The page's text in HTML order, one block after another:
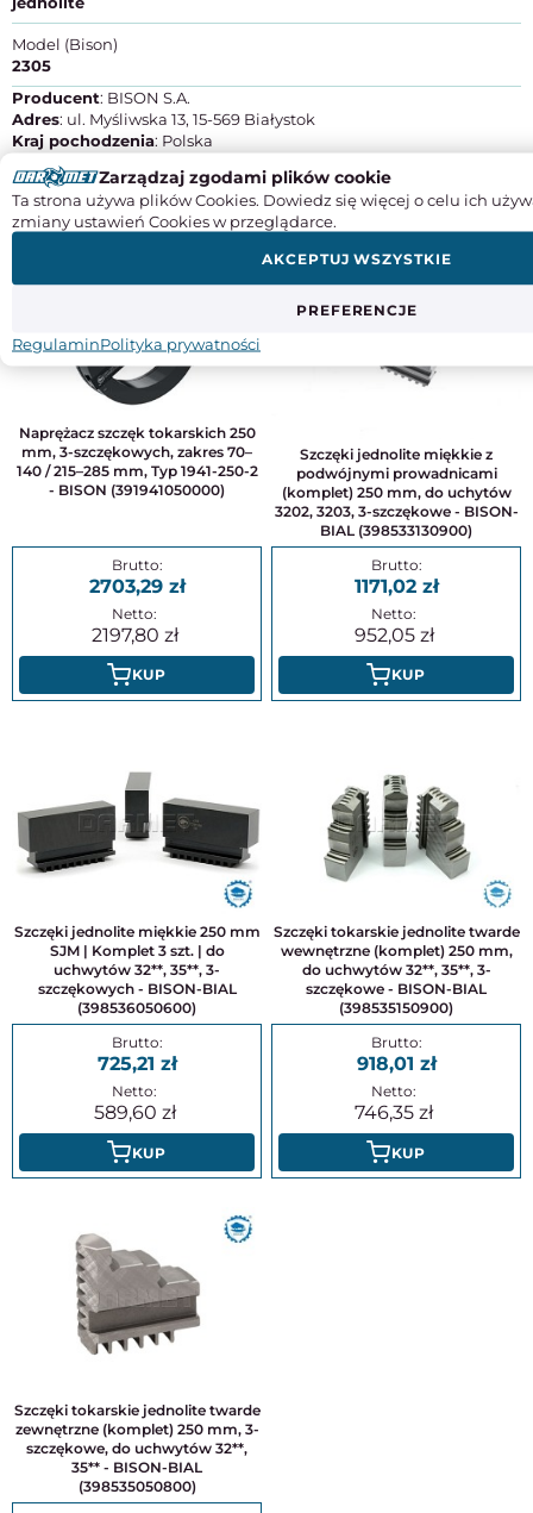
Model (Bison)
2305
Producent: BISON S.A.
Adres: ul. Myśliwska 13, 15-569 Białystok
Kraj pochodzenia: Polska
Kontakt
DO TEGO PRODUKTU POLECAMY
Naprężacz szczęk tokarskich 250
mm, 3-szczękowych, zakres 70–
140 / 215–285 mm, Typ 1941-250-2
- BISON (391941050000)
2703,29
2197,80
KUP
Szczęki jednolite miękkie z
podwójnymi prowadnicami
(komplet) 250 mm, do uchytów
3202, 3203, 3-szczękowe - BISON-
BIAL (398533130900)
1171,02
952,05
KUP
Szczęki jednolite miękkie 250 mm
SJM | Komplet 3 szt. | do
uchwytów 32**, 35**, 3-
szczękowych - BISON-BIAL
(398536050600)
725,21
589,60
KUP
Szczęki tokarskie jednolite twarde
wewnętrzne (komplet) 250 mm,
do uchwytów 32**, 35**, 3-
szczękowe - BISON-BIAL
(398535150900)
918,01
746,35
KUP
Szczęki tokarskie jednolite twarde
zewnętrzne (komplet) 250 mm, 3-
szczękowe, do uchwytów 32**,
35** - BISON-BIAL
(398535050800)
Zarządzaj zgodami plików cookie
Ta strona używa plików Cookies. Dowiedz się więcej o celu ich
zmiany ustawień Cookies w przeglądarce.
PREFERENCJE
AKCEPTUJ WSZYSTKIE
RegulaminPolityka prywatności